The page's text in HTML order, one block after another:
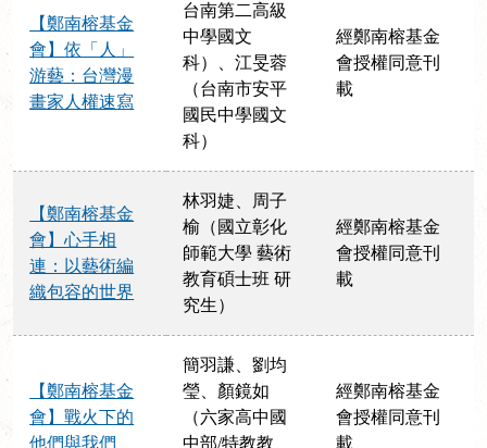
【鄭南榕基金
會】依「人」
游藝：台灣漫
畫家人權速寫
台南第二高級
中學國文
科）、江旻蓉
（台南市安平
國民中學國文
科）
經鄭南榕基金
會授權同意刊
載
【鄭南榕基金
會】心手相
連：以藝術編
織包容的世界
林羽婕、周子
榆（國立彰化
師範大學 藝術
教育碩士班 研
究生）
經鄭南榕基金
會授權同意刊
載
【鄭南榕基金
會】戰火下的
他們與我們
簡羽謙、劉均
瑩、顏鏡如
（六家高中國
中部/特教教
經鄭南榕基金
會授權同意刊
載